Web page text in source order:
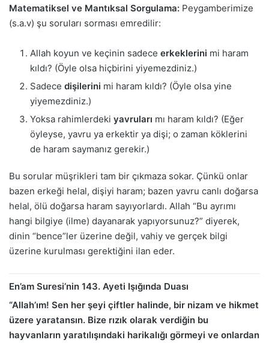
Matematiksel ve Mantıksal Sorgulama: Peygamberimize
(s.a.v) şu soruları sorması emredilir:
Allah koyun ve keçinin sadece erkeklerini mi haram
kıldı? (Öyle olsa hiçbirini yiyemezdiniz.)
Sadece dişilerini mi haram kıldı? (Öyle olsa yine
yiyemezdiniz.)
Yoksa rahimlerdeki yavruları mı haram kıldı? (Eğer
öyleyse, yavru ya erkektir ya dişi; o zaman köklerini
de haram saymanız gerekir.)
Bu sorular müşrikleri tam bir çıkmaza sokar. Çünkü onlar
bazen erkeği helal, dişiyi haram; bazen yavru canlı doğarsa
helal, ölü doğarsa haram sayıyorlardı. Allah “Bu ayrımı
hangi bilgiye (ilme) dayanarak yapıyorsunuz?” diyerek,
dinin “bence”ler üzerine değil, vahiy ve gerçek bilgi
üzerine kurulması gerektiğini ilan eder.
En’am Suresi’nin 143. Ayeti Işığında Duası
“Allah’ım! Sen her şeyi çiftler halinde, bir nizam ve hikmet
üzere yaratansın. Bize rızık olarak verdiğin bu
hayvanların yaratılışındaki harikalığı görmeyi ve onlardan